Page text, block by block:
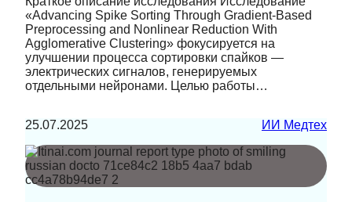
«Advancing Spike Sorting Through Gradient-Based
Preprocessing and Nonlinear Reduction With
Agglomerative Clustering» фокусируется на
улучшении процесса сортировки спайков —
электрических сигналов, генерируемых
отдельными нейронами. Целью работы…
25.07.2025 ИИ Медтех